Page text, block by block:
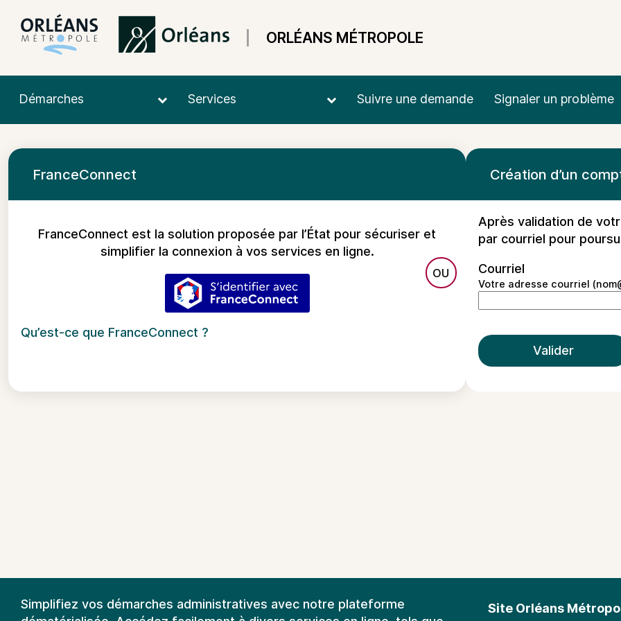
ORLÉANS MÉTROPOLE
Démarches Services Suivre une demande Signaler un problème
FranceConnect
FranceConnect est la solution proposée par l’État pour sécuriser et
simplifier la connexion à vos services en ligne.
S’identifier avec FranceConnect
Qu’est-ce que FranceConnect ?
Création d’un
Après validation de
par courriel pour
Courriel
Votre adresse courriel
Valider
Simplifiez vos démarches administratives avec notre plateforme
Site Orléans